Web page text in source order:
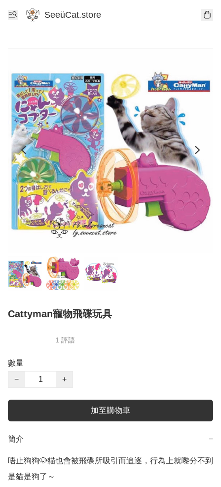
SeeüCat.store
Cattyman寵物飛碟玩具
1 評語
數量
−
+
加至購物車
簡介 −
唔止狗狗🐶貓也會被飛碟所吸引而追逐，行為上就嚟分不到
是貓是狗了～